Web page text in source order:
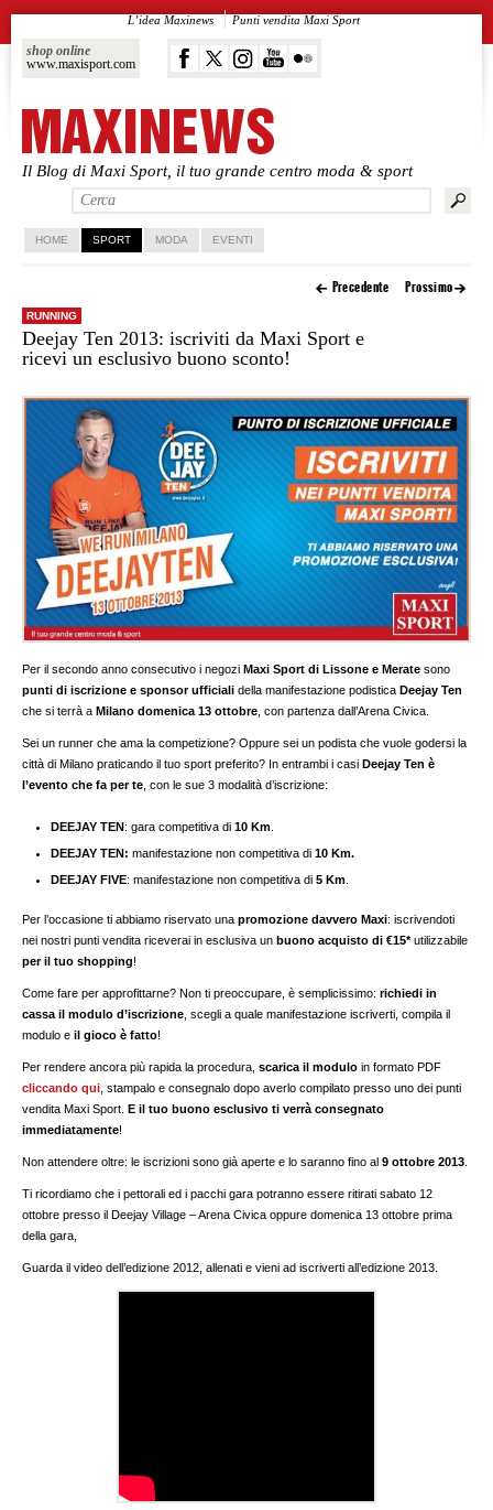
Il Blog di Maxi Sport, il tuo grande centro moda & sport
shop online
www.maxisport.com
L’idea Maxinews Punti vendita Maxi Sport
Vai al contenuto principale
Vai al contenuto secondario
HOME SPORT MODA EVENTI
Precedente Prossimo
RUNNING
Deejay Ten 2013: iscriviti da Maxi Sport e
ricevi un esclusivo buono sconto!
Per il secondo anno consecutivo i negoziMaxi Sport di Lissone e Merate sono
punti di iscrizione e sponsor ufficiali della manifestazione podisticaDeejay Ten
che si terrà aMilano domenica 13 ottobre , con partenza dall’Arena Civica.
Sei un runner che ama la competizione? Oppure sei un podista che vuole godersi la
città di Milano praticando il tuo sport preferito? In entrambi i casiDeejay Ten è
l’evento che fa per te , con le sue 3 modalità d’iscrizione:
DEEJAY TEN: gara competitiva di10 Km
DEEJAY TEN: manifestazione non competitiva di10 Km.
DEEJAY FIVE: manifestazione non competitiva di5 Km
Per l’occasione ti abbiamo riservato unapromozione davvero Maxi: iscrivendoti
nei nostri punti vendita riceverai in esclusiva unbuono acquisto di €15*utilizzabile
per il tuo shopping!
Come fare per approfittarne? Non ti preoccupare, è semplicissimo:richiedi in
cassa il modulo d’iscrizione , scegli a quale manifestazione iscriverti, compila il
modulo eil gioco è fatto!
Per rendere ancora più rapida la procedura,scarica il modulo in formato PDF
cliccando qui , stampalo e consegnalo dopo averlo compilato presso uno dei punti
vendita Maxi Sport.E il tuo buono esclusivo ti verrà consegnato
immediatamente!
Non attendere oltre: le iscrizioni sono già aperte e lo saranno fino al9 ottobre 2013
Ti ricordiamo che i pettorali ed i pacchi gara potranno essere ritirati sabato 12
ottobre presso il Deejay Village – Arena Civica oppure domenica 13 ottobre prima
della gara,
Guarda il video dell’edizione 2012, allenati e vieni ad iscriverti all’edizione 2013.